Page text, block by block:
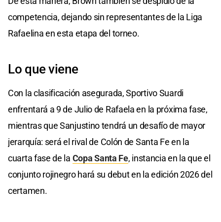
competencia, dejando sin representantes de la Liga
Rafaelina en esta etapa del torneo.
Lo que viene
Con la clasificación asegurada, Sportivo Suardi
enfrentará a 9 de Julio de Rafaela en la próxima fase,
mientras que Sanjustino tendrá un desafío de mayor
jerarquía: será el rival de Colón de Santa Fe en la
cuarta fase de la Copa Santa Fe, instancia en la que el
conjunto rojinegro hará su debut en la edición 2026 del
certamen.